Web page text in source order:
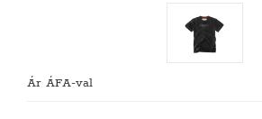
Ár ÁFA-val